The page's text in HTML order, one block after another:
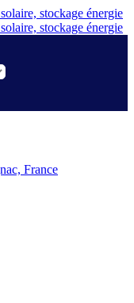
France